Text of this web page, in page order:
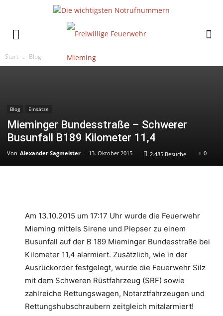
Start Blog
Blog Einsätze
Mieminger Bundesstraße – Schwerer
Busunfall B189 Kilometer 11,4
Von Alexander Sagmeister - 13. Oktober 2015 2.485 Besuche 0
Am 13.10.2015 um 17:17 Uhr wurde die Feuerwehr
Mieming mittels Sirene und Piepser zu einem
Busunfall auf der B 189 Mieminger Bundesstraße bei
Kilometer 11,4 alarmiert. Zusätzlich, wie in der
Ausrückorder festgelegt, wurde die Feuerwehr Silz
mit dem Schweren Rüstfahrzeug (SRF) sowie
zahlreiche Rettungswagen, Notarztfahrzeugen und
Rettungshubschraubern zeitgleich mitalarmiert!